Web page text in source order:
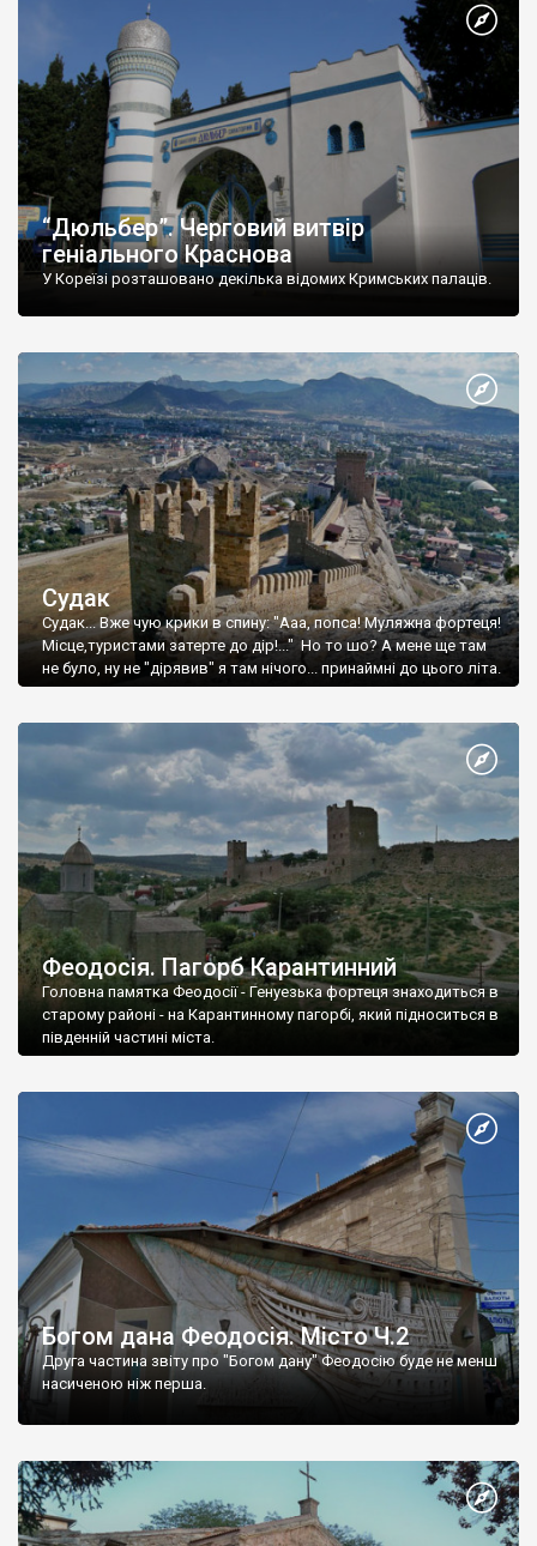
“Дюльбер”. Черговий витвір
геніального Краснова
У Кореїзі розташовано декілька відомих Кримських палаців.
Судак
Судак... Вже чую крики в спину: "Ааа, попса! Муляжна фортеця!
Місце,туристами затерте до дір!..." Но то шо? А мене ще там
не було, ну не "дірявив" я там нічого... принаймні до цього літа.
Феодосія. Пагорб Карантинний
Головна памятка Феодосії - Генуезька фортеця знаходиться в
старому районі - на Карантинному пагорбі, який підноситься в
південній частині міста.
Богом дана Феодосія. Місто Ч.2
Друга частина звіту про "Богом дану" Феодосію буде не менш
насиченою ніж перша.